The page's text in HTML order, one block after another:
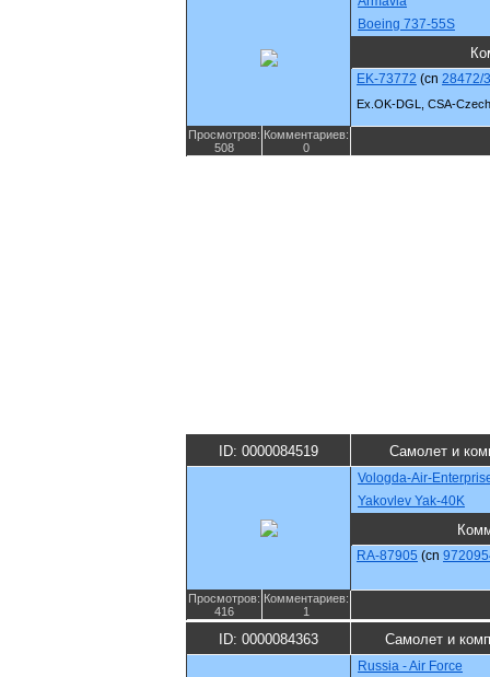
Boeing 737-55S
EK-73772 (cn 28472/
Ex.OK-DGL, CSA-
Просмотров:
508
Комментариев:
0
ID: 0000084519 Самолет и
Vologda-Air-
Yakovlev Yak-40K
RA-87905 (cn
Просмотров:
416
Комментариев:
1
ID: 0000084363 Самолет и
Russia - Air Force